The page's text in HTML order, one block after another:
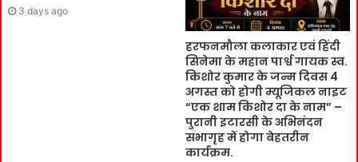
3 days ago
हरफनमौला कलाकार एवं हिंदी
सिनेमा के महान पार्श्व गायक स्व.
किशोर कुमार के जन्म दिवस 4
अगस्त को होगी म्यूजिकल नाइट
“एक शाम किशोर दा के नाम” –
पुरानी इटारसी के अभिनंदन
सभागृह में होगा बेहतरीन
कार्यक्रम.